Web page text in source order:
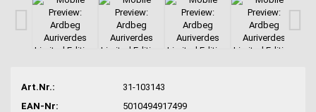
Art.Nr.:
31-103143
EAN-Nr:
5010494917499